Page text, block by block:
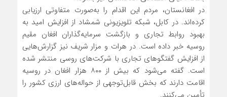
در افغانستان، مردم این اقدام را به‌صورت متفاوتی ارزیابی
کرده‌اند. در کابل، شبکه تلویزیونی شمشاد از افزایش امید به
بهبود روابط تجاری و بازگشت سرمایه‌گذاران افغان مقیم
روسیه خبر داده است. در هرات و مزار شریف نیز گزارش‌هایی
از افزایش گفتگوهای تجاری با شرکت‌های روسی منتشر شده
است. گفته می‌شود که بیش از ۸۰۰ هزار افغان در روسیه
اقامت دارند که بخش قابل‌توجهی از حواله‌های ارزی کشور را